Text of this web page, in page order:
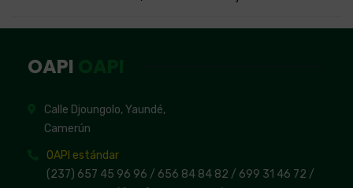
OAPI
Calle Djoungolo, Yaundé,
Camerún
OAPI estándar
(237) 657 45 96 96 / 656 84 84 82 / 699 31 46 72 /